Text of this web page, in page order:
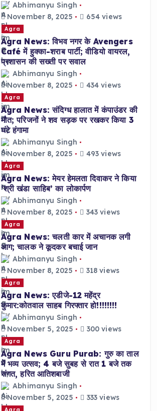
Abhimanyu Singh
November 8, 2025
654 views
Agra
Agra News: विभव नगर के Avengers
Café में हुक्का-शराब पार्टी; वीडियो वायरल,
प्रशासन की सख्ती पर सवाल
Abhimanyu Singh
November 8, 2025
434 views
Agra
Agra News: संदिग्ध हालात में कंपाउंडर की
मौत; परिजनों ने शव सड़क पर रखकर किया 3
घंटे हंगामा
Abhimanyu Singh
November 8, 2025
493 views
Agra
Agra News: मेयर हेमलता दिवाकर ने किया
‘श्री खंडा साहिब’ का लोकार्पण
Abhimanyu Singh
November 8, 2025
343 views
Agra
Agra News: चलती कार में अचानक लगी
आग; चालक ने कूदकर बचाई जान
Abhimanyu Singh
November 8, 2025
318 views
Agra
Agra News: एडीजे-12 महेंद्र
कुमार:कोतवाल साहब गिरफ्तार हो!!!!!!!!
Abhimanyu Singh
November 5, 2025
300 views
Agra
Agra News Guru Purab: गुरु का ताल
में भव्य उत्सव; 4 बजे सुबह से रात 1 बजे तक
संगत, हरित आतिशबाजी
Abhimanyu Singh
November 5, 2025
333 views